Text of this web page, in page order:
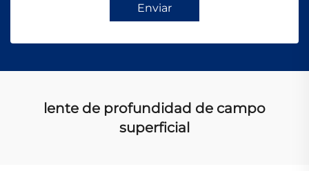
Enviar
lente de profundidad de campo
superficial